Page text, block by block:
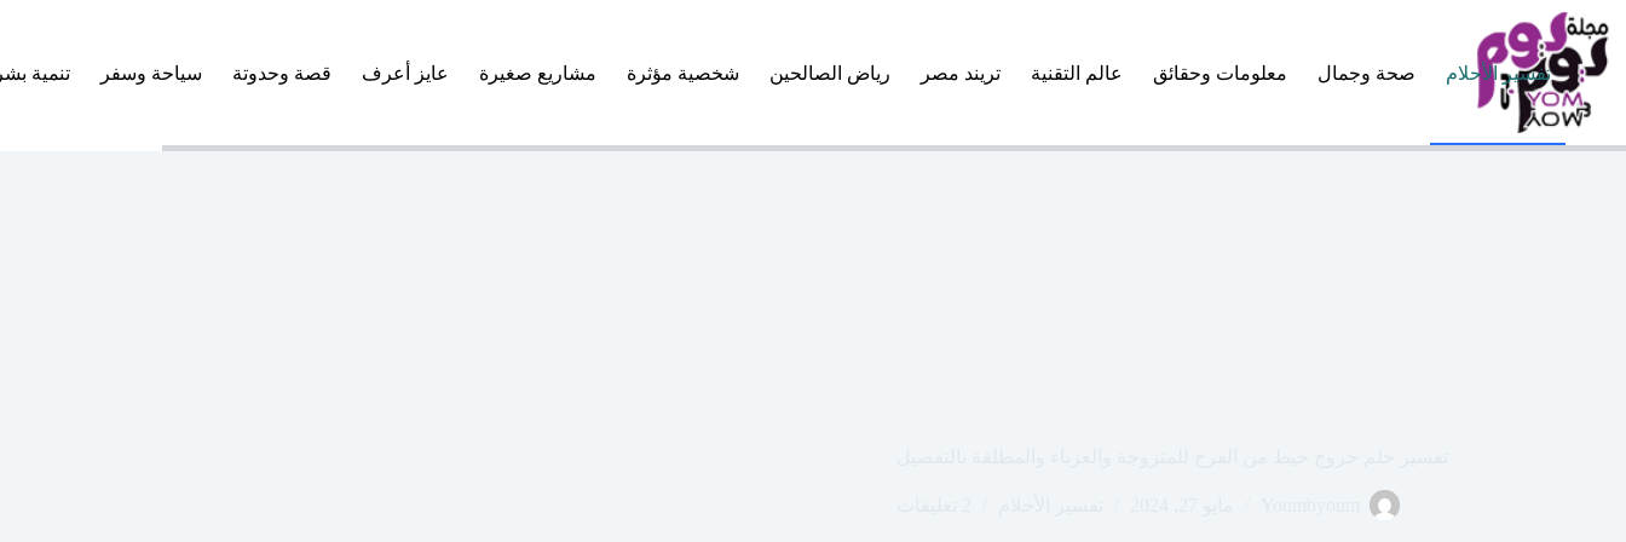
إلى
المحتوى
تفسير الأحلام صحة وجمال معلومات وحقائق عالم التقنية تريند مصر رياض الصالحين شخصية مؤثرة مشاريع صغيرة عايز أعرف قصة وحدوتة سياحة وسفر تنمية